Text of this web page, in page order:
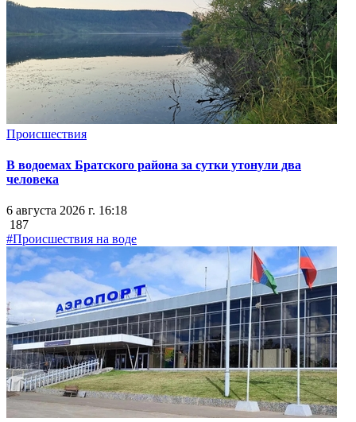
Происшествия
В водоемах Братского района за сутки утонули два
человека
6 августа 2026 г. 16:18
187
#Происшествия на воде